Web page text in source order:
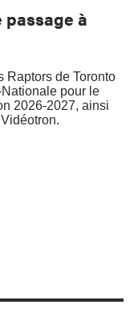
passage à
Raptors de Toronto
pour le
2026-2027, ainsi